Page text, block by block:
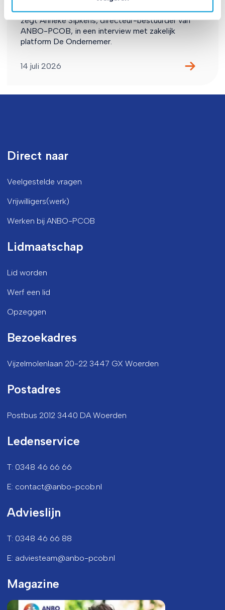
over het hoofd: mensen van 65 jaar en ouder. Dat
zegt Anneke Sipkens, directeur-bestuurder van
ANBO-PCOB, in een interview met zakelijk
platform De Ondernemer.
14 juli 2026
Direct naar
Veelgestelde vragen
Vrijwilligers(werk)
Werken bij ANBO-PCOB
Lidmaatschap
Lid worden
Werf een lid
Opzeggen
Bezoekadres
Vijzelmolenlaan 20-22 3447 GX Woerden
Postadres
Postbus 2012 3440 DA Woerden
Ledenservice
T: 0348 46 66 66
E: contact@anbo-pcob.nl
Advieslijn
T: 0348 46 66 88
E: adviesteam@anbo-pcob.nl
Magazine